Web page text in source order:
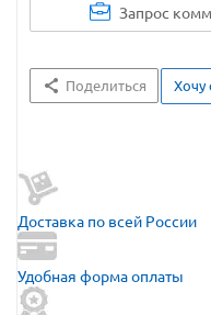
Запрос
Поделиться Хочу
Доставка по всей России
Удобная форма оплаты